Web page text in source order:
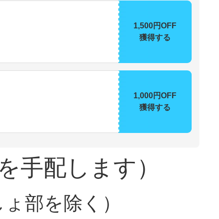
1,500円OFF
獲得する
1,000円OFF
獲得する
手配します）
部を除く）